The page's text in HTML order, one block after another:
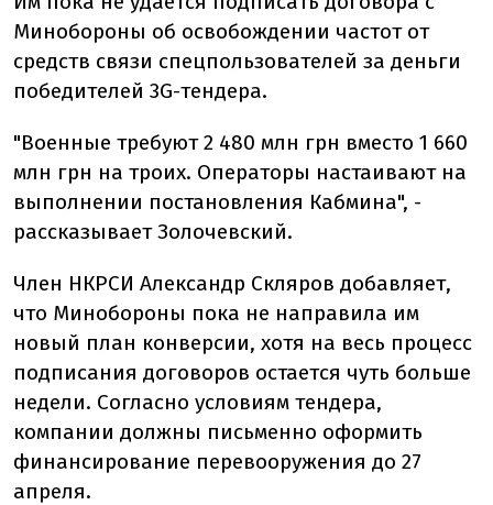
Минобороны об освобождении частот от
средств связи спецпользователей за деньги
победителей 3G-тендера.
"Военные требуют 2 480 млн грн вместо 1 660
млн грн на троих. Операторы настаивают на
выполнении постановления Кабмина", -
рассказывает Золочевский.
Член НКРСИ Александр Скляров добавляет,
что Минобороны пока не направила им
новый план конверсии, хотя на весь процесс
подписания договоров остается чуть больше
недели. Согласно условиям тендера,
компании должны письменно оформить
финансирование перевооружения до 27
апреля.